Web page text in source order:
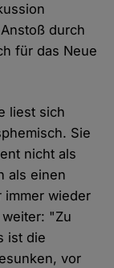
durch
für das Neue
liest sich
Sie
nicht als
als einen
immer wieder
"Zu
ist die
vor